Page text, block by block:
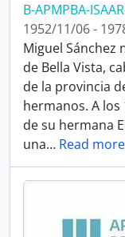
B-APMPBA-
1952/11/06 -
Miguel Sánchez
de Bella Vista,
de la provincia
hermanos. A
de su hermana
una… Read more